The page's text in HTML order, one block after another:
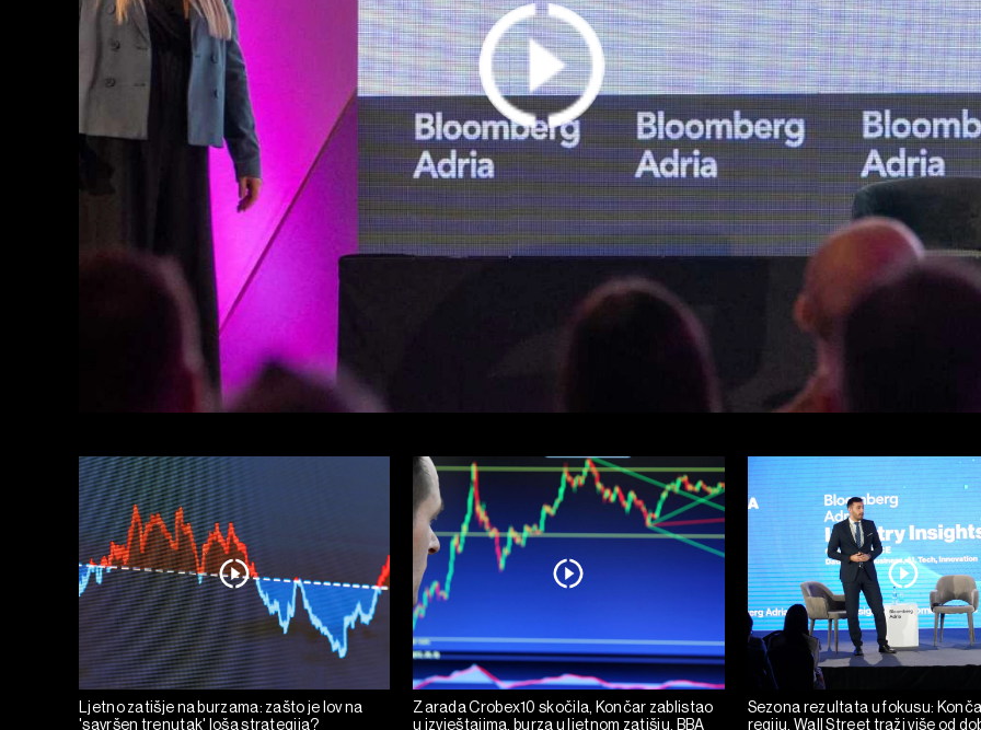
Ljetno zatišje na burzama: zašto je lov na
'savršen trenutak' loša strategija?
Zarada Crobex10 skočila, Končar zablistao
u izvještajima, burza u ljetnom zatišju. BBA
Sezona rezultata u fokusu:
regiju, Wall Street traži više od